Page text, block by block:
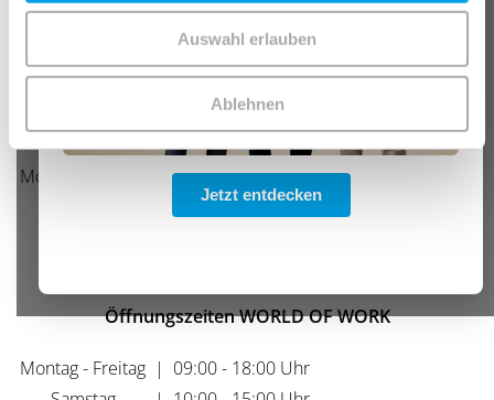
Auswahl erlauben
Ablehnen
Jetzt entdecken
Stuttgarter Str. 112
Telefonische Unterstützung und Beratung
Montag - Freitag
08:00 - 12:00 Uhr
13:00 - 16:00 Uhr
Öffnungszeiten WORLD OF WORK
Montag - Freitag | 09:00 - 18:00 Uhr